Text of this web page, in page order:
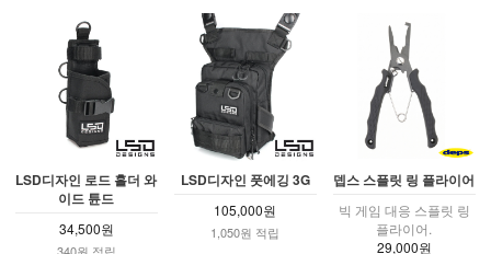
LSD디자인 로드 홀더 와
이드 튠드
34,500원
LSD디자인 풋에깅 3G
105,000원
1,050원 적립
뎁스 스플릿 링 플라이어
빅 게임 대응 스플릿 링
플라이어.
29,000원